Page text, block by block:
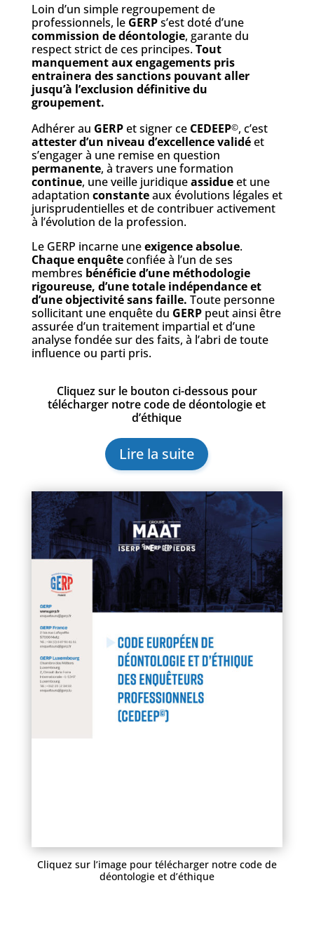
Loin d’un simple regroupement de
professionnels, le GERPs’est doté d’une
commission de déontologie, garante du
respect strict de ces principes.Tout
manquement aux engagements pris
entrainera des sanctions pouvant aller
jusqu’à l’exclusion définitive du
groupement.
Adhérer au GERPet signer ce CEDEEP©, c’est
attester d’un niveau d’excellence validéet
s’engager à une remise en question
permanente, à travers une formation
continue, une veille juridiqueassidueet une
adaptation constanteaux évolutions légales et
jurisprudentielles et de contribuer activement
à l’évolution de la profession.
Le GERP incarne uneexigence absolue.
Chaque enquêteconfiée à l’un de ses
membres bénéficie d’une méthodologie
rigoureuse, d’une totale indépendance et
d’une objectivité sans faille. Toute personne
sollicitant une enquête du GERP peut ainsi être
assurée d’un traitement impartial et d’une
analyse fondée sur des faits, à l’abri de toute
influence ou parti pris.
Cliquez sur le bouton ci-dessous pour
télécharger notre code de déontologie et
d’éthique
Lire la suite
Cliquez sur l’image pour télécharger notre code de
déontologie et d’éthique